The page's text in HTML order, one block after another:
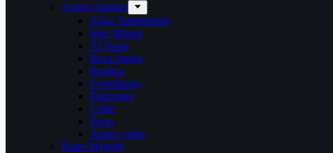
Autres équipes
Ajjax Amstterdam
Inter Miami
Al Nassr
Boca Junior
Benfica
Corinthians
Flamengo
Celtic
Porto
Autres clubs
Boite Mystère